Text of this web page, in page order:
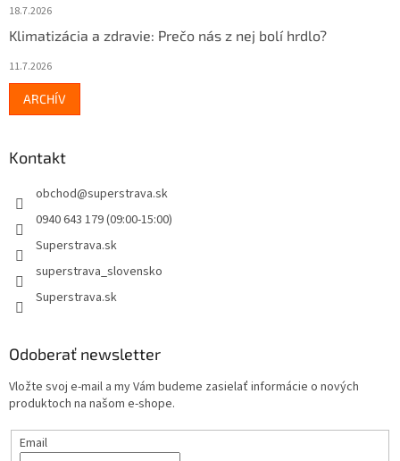
18.7.2026
Klimatizácia a zdravie: Prečo nás z nej bolí hrdlo?
11.7.2026
ARCHÍV
Kontakt
obchod@superstrava.sk
0940 643 179 (09:00-15:00)
Superstrava.sk
superstrava_slovensko
Superstrava.sk
Odoberať newsletter
Vložte svoj e-mail a my Vám budeme zasielať informácie o nových
produktoch na našom e-shope.
Email